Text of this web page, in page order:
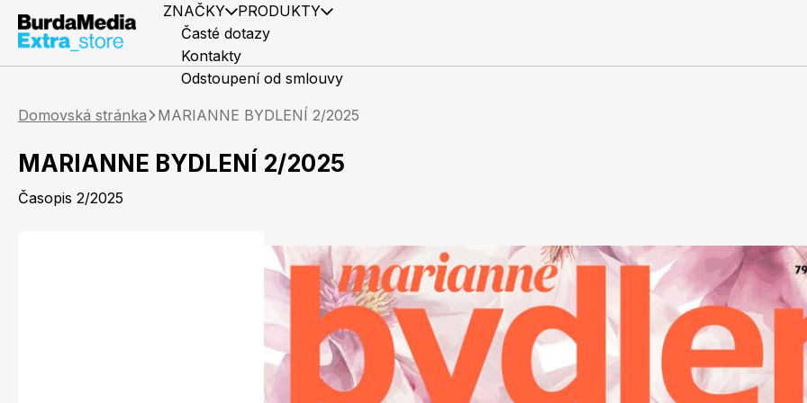
ZNAČKY PRODUKTY
Marianne
Knihy
Časté dotazy
Kontakty
Odstoupení od smlouvy
Domovská stránka MARIANNE BYDLENÍ 2/2025
MARIANNE BYDLENÍ 2/2025
Časopis 2/2025